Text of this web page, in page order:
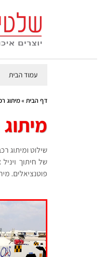
עמוד הבית
דף הבית»מיתוג
שילוט ומיתוג
של חיתוך
פוטנציאלים.